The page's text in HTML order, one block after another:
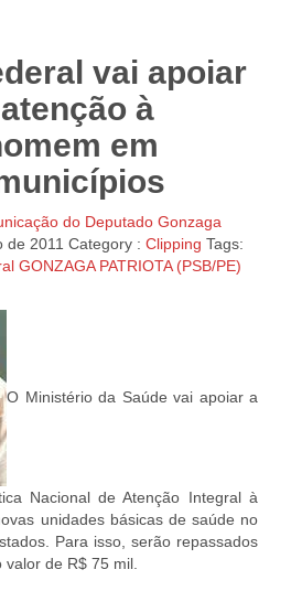
vai apoiar
à
em
do Deputado Gonzaga
de 2011 Category : Clipping Tags:
GONZAGA PATRIOTA (PSB/PE)
O Ministério da Saúde vai apoiar a
Nacional de Atenção Integral à
unidades básicas de saúde no
Para isso, serão repassados
de R$ 75 mil.